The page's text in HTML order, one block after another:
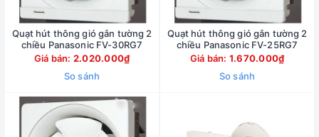
Quạt hút thông gió gắn tường 2
chiều Panasonic FV-30RG7
Giá bán: 2.020.000₫
So sánh
Quạt hút thông gió gắn tường 2
chiều Panasonic FV-25RG7
Giá bán: 1.670.000₫
So sánh